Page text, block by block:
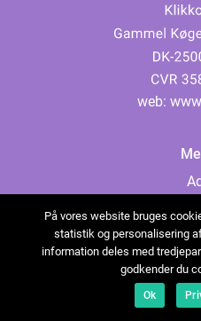
web:
På vores website bruges
statistik og personalisering
information deles med
godkender du
Ok